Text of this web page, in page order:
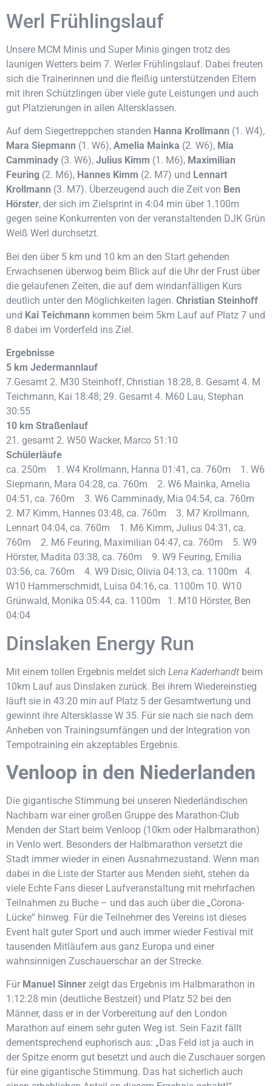
Werl Frühlingslauf
Unsere MCM Minis und Super Minis gingen trotz des
launigen Wetters beim 7. Werler Frühlingslauf. Dabei freuten
sich die Trainerinnen und die fleißig unterstützenden Eltern
mit ihren Schützlingen über viele gute Leistungen und auch
gut Platzierungen in allen Altersklassen.
Auf dem Siegertreppchen standen Hanna Krollmann (1. W4),
Mara Siepmann (1. W6), Amelia Mainka (2. W6), Mia
Camminady (3. W6), Julius Kimm (1. M6), Maximilian
Feuring (2. M6), Hannes Kimm (2. M7) und Lennart
Krollmann (3. M7). Überzeugend auch die Zeit von Ben
Hörster, der sich im Zielsprint in 4:04 min über 1.100m
gegen seine Konkurrenten von der veranstaltenden DJK Grün
Weiß Werl durchsetzt.
Bei den über 5 km und 10 km an den Start gehenden
Erwachsenen überwog beim Blick auf die Uhr der Frust über
die gelaufenen Zeiten, die auf dem windanfälligen Kurs
deutlich unter den Möglichkeiten lagen. Christian Steinhoff
und Kai Teichmann kommen beim 5km Lauf auf Platz 7 und
8 dabei im Vorderfeld ins Ziel.
Ergebnisse
5 km Jedermannlauf
7.Gesamt 2. M30 Steinhoff, Christian 18:28, 8. Gesamt 4. M
Teichmann, Kai 18:48; 29. Gesamt 4. M60 Lau, Stephan
30:55
10 km Straßenlauf
21. gesamt 2. W50 Wacker, Marco 51:10
Schülerläufe
ca. 250m 1. W4 Krollmann, Hanna 01:41, ca. 760m 1. W6
Siepmann, Mara 04:28, ca. 760m 2. W6 Mainka, Amelia
04:51, ca. 760m 3. W6 Camminady, Mia 04:54, ca. 760m
2. M7 Kimm, Hannes 03:48, ca. 760m 3. M7 Krollmann,
Lennart 04:04, ca. 760m 1. M6 Kimm, Julius 04:31, ca.
760m 2. M6 Feuring, Maximilian 04:47, ca. 760m 5. W9
Hörster, Madita 03:38, ca. 760m 9. W9 Feuring, Emilia
03:56, ca. 760m 4. W9 Disic, Olivia 04:13, ca. 1100m 4.
W10 Hammerschmidt, Luisa 04:16, ca. 1100m 10. W10
Grünwald, Monika 05:44, ca. 1100m 1. M10 Hörster, Ben
04:04
Dinslaken Energy Run
Mit einem tollen Ergebnis meldet sich Lena Kaderhandt beim
10km Lauf aus Dinslaken zurück. Bei ihrem Wiedereinstieg
läuft sie in 43:20 min auf Platz 5 der Gesamtwertung und
gewinnt ihre Altersklasse W 35. Für sie nach sie nach dem
Anheben von Trainingsumfängen und der Integration von
Tempotraining ein akzeptables Ergebnis.
Venloop in den Niederlanden
Die gigantische Stimmung bei unseren Niederländischen
Nachbarn war einer großen Gruppe des Marathon-Club
Menden der Start beim Venloop (10km oder Halbmarathon)
in Venlo wert. Besonders der Halbmarathon versetzt die
Stadt immer wieder in einen Ausnahmezustand. Wenn man
dabei in die Liste der Starter aus Menden sieht, stehen da
viele Echte Fans dieser Laufveranstaltung mit mehrfachen
Teilnahmen zu Buche – und das auch über die „Corona-
Lücke“ hinweg. Für die Teilnehmer des Vereins ist dieses
Event halt guter Sport und auch immer wieder Festival mit
tausenden Mitläufern aus ganz Europa und einer
wahnsinnigen Zuschauerschar an der Strecke.
Für Manuel Sinner zeigt das Ergebnis im Halbmarathon in
1:12:28 min (deutliche Bestzeit) und Platz 52 bei den
Männer, dass er in der Vorbereitung auf den London
Marathon auf einem sehr guten Weg ist. Sein Fazit fällt
dementsprechend euphorisch aus: „Das Feld ist ja auch in
der Spitze enorm gut besetzt und auch die Zuschauer sorgen
für eine gigantische Stimmung. Das hat sicherlich auch